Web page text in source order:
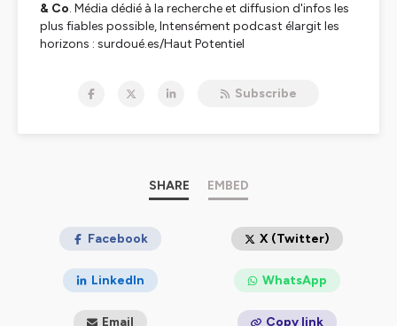
& Co. Média dédié à la recherche et diffusion d'infos les
plus fiables possible, Intensément podcast élargit les
horizons : surdoué.es/Haut Potentiel
sensorielle (hypersensibilité), anxiété, émotions et
imaginaires. Des témoignages aux entretiens d'experts,
psychologues, chercheurs, thérapeutes ou
l'humour universel 🙂.
mercis !!!!!!
😘
La chaine youtube intensément podcast
-----------------------------------------------------------
Subscribe
SHARE EMBED
Facebook X (Twitter)
LinkedIn WhatsApp
Email Copy link